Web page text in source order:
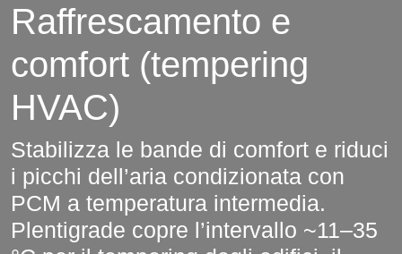
Raffrescamento e
comfort (tempering
HVAC)
Stabilizza le bande di comfort e riduci
i picchi dell’aria condizionata con
PCM a temperatura intermedia.
Plentigrade copre l’intervallo ~11–35